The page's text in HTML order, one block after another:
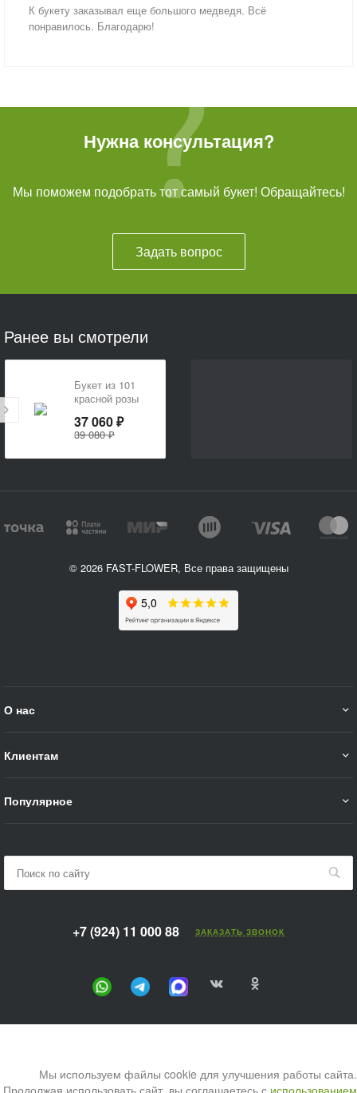
К букету заказывал еще большого медведя. Всё
понравилось. Благодарю!
Нужна консультация?
Мы поможем подобрать тот самый букет! Обращайтесь!
Задать вопрос
Ранее вы смотрели
Букет из 101
красной розы
37 060 ₽
39 080 ₽
© 2026 FAST-FLOWER, Все права защищены
О нас
Клиентам
Популярное
+7 (924) 11 000 88 ЗАКАЗАТЬ ЗВОНОК
Мы используем файлы cookie для улучшения работы сайта.